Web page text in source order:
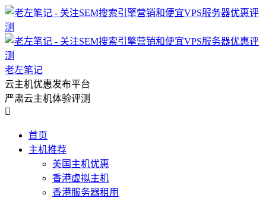
老左笔记
云主机优惠发布平台
严肃云主机体验评测

首页
主机推荐
美国主机优惠
香港虚拟主机
香港服务器租用